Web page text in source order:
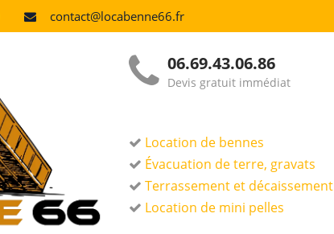
contact@locabenne66.fr
06.69.43.06.86
Devis gratuit immédiat
Location de bennes
Évacuation de terre, gravats
Terrassement et décaissement
Location de mini pelles